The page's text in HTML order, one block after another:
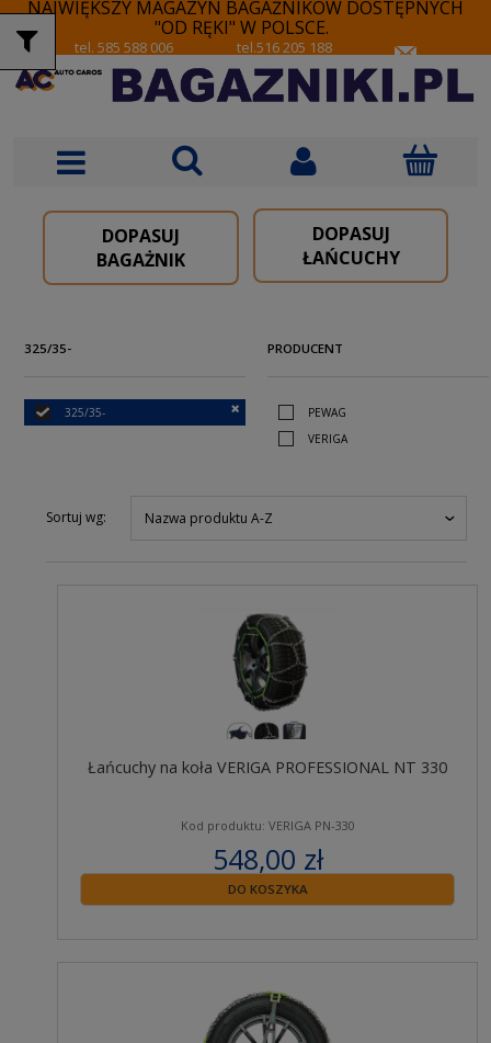
NAJWIĘKSZY MAGAZYN BAGAŻNIKÓW DOSTĘPNYCH
"OD RĘKI" W POLSCE.
tel. 585 588 006 tel.516 205 188
DOPASUJ
BAGAŻNIK
DOPASUJ
ŁAŃCUCHY
325/35-
325/35-
PRODUCENT
PEWAG
VERIGA
Sortuj wg: Nazwa produktu A-Z
Łańcuchy na koła VERIGA PROFESSIONAL NT 330
Kod produktu: VERIGA PN-330
548,00 zł
zawiera 23% VAT
DO KOSZYKA